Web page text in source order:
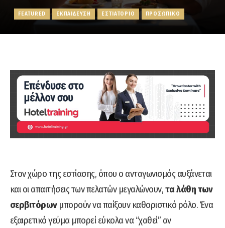
FEATURED ΕΚΠΑΙΔΕΥΣΗ ΕΣΤΙΑΤΟΡΙΟ ΠΡΟΣΩΠΙΚΟ
Στον χώρο της εστίασης, όπου ο ανταγωνισμός αυξάνεται
και οι απαιτήσεις των πελατών μεγαλώνουν,τα λάθη των
σερβιτόρωνμπορούν να παίξουν καθοριστικό ρόλο. Ένα
εξαιρετικό γεύμα μπορεί εύκολα να “χαθεί” αν